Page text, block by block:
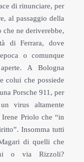
di rinunciare, per
al passaggio della
ne deriverebbe,
di Ferrara, dove
o comunque
A Bologna
colui che possiede
Porsche 911, per
virus altamente
Priolo che “in
Insomma tutti
di quelli che
o via Rizzoli?